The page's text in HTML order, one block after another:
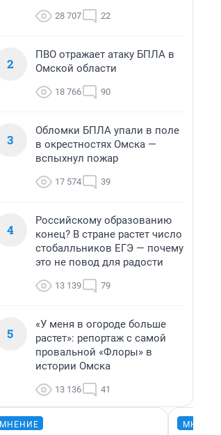
28 707 22
2
ПВО отражает атаку БПЛА в
Омской области
18 766 90
3
Обломки БПЛА упали в поле
в окрестностях Омска —
вспыхнул пожар
17 574 39
4
Российскому образованию
конец? В стране растет число
стобалльников ЕГЭ — почему
это не повод для радости
13 139 79
5
«У меня в огороде больше
растет»: репортаж с самой
провальной «Флоры» в
истории Омска
13 136 41
МНЕНИЕ